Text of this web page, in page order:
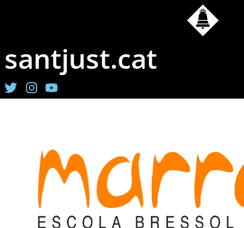
santjust.cat